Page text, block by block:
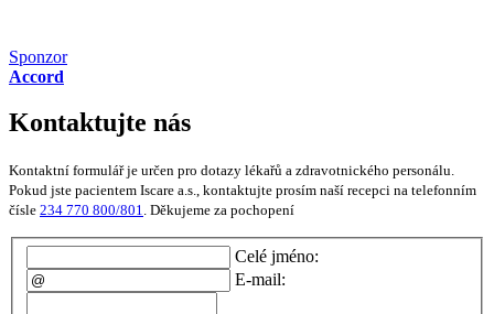
Sponzor
Accord
Kontaktujte nás
Kontaktní formulář je určen pro dotazy lékařů a zdravotnického personálu.
Pokud jste pacientem Iscare a.s., kontaktujte prosím naší recepci na telefonním
čísle 234 770 800/801. Děkujeme za pochopení
Celé jméno:
E-mail: